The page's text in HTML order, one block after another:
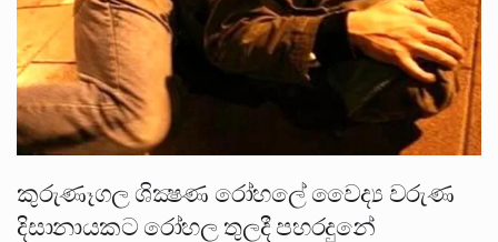
කුරුණෑගල ශික්‍ෂණ රෝහලේ වෛද්‍ය වරුණ
දිසානායකට රෝහල තුලදී පහරදුනේ